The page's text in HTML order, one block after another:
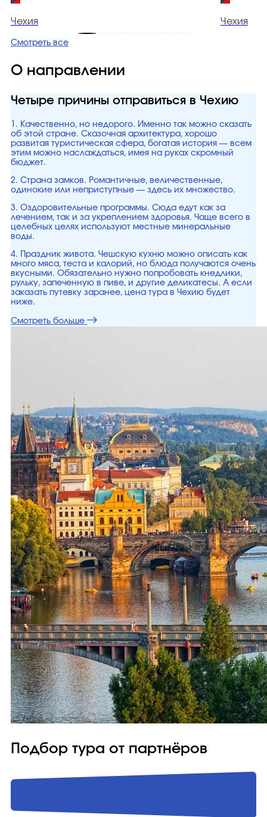
Чехия Чехия
Смотреть все
О направлении
Четыре причины отправиться в Чехию
1. Качественно, но недорого. Именно так можно сказать
об этой стране. Сказочная архитектура, хорошо
развитая туристическая сфера, богатая история — всем
этим можно наслаждаться, имея на руках скромный
бюджет.
2. Страна замков. Романтичные, величественные,
одинокие или неприступные — здесь их множество.
3. Оздоровительные программы. Сюда едут как за
лечением, так и за укреплением здоровья. Чаще всего в
целебных целях используют местные минеральные
воды.
4. Праздник живота. Чешскую кухню можно описать как
много мяса, теста и калорий, но блюда получаются очень
вкусными. Обязательно нужно попробовать кнедлики,
рульку, запеченную в пиве, и другие деликатесы. А если
заказать путевку заранее, цена тура в Чехию будет
ниже.
Смотреть больше
Подбор тура от партнёров